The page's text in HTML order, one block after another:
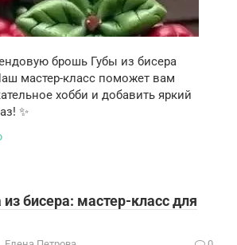
брошь Губы из бисера
мастер-класс поможет вам
хобби и добавить яркий
✨
бисера: мастер-класс для